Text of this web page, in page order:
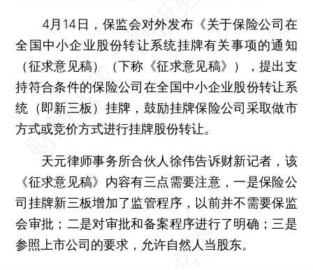
4月14日，保监会对外发布《关于保险公司在
全国中小企业股份转让系统挂牌有关事项的通知
（征求意见稿）（下称《征求意见稿》），提出支
持符合条件的保险公司在全国中小企业股份转让系
统（即新三板）挂牌，鼓励挂牌保险公司采取做市
方式或竞价方式进行挂牌股份转让。
天元律师事务所合伙人徐伟告诉财新记者，该
《征求意见稿》内容有三点需要注意，一是保险公
司挂牌新三板增加了监管程序，以前并不需要保监
会审批；二是对审批和备案程序进行了明确；三是
参照上市公司的要求，允许自然人当股东。